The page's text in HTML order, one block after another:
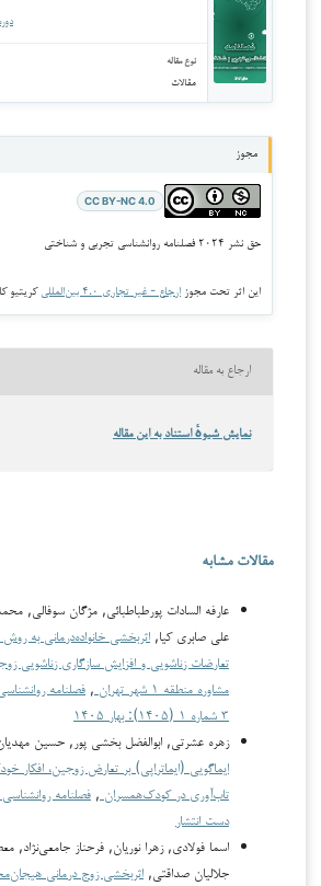
دوره ۱ شماره ۱ (۲۰۲۴): پیاپی ۱
نوع مقاله
مقالات
مجوز
CC BY-NC 4.0
حق نشر ۲۰۲۴ فصلنامه روانشناسی تجربی و شناختی
این اثر تحت مجوز ارجاع - غیر تجاری ۴.۰ بین‌المللی کریتیو
ارجاع به مقاله
نمایش شیوهٔ استناد به این مقاله
مقالات مشابه
عارفه السادات پورطباطبائی, مژگان سوفالی,
علی صابری کیا, اثربخشی خانواده‌درمانی به
تعارضات زناشویی و افزایش سازگاری زناشویی
مشاوره منطقه ۱ شهر تهران
, فصلنامه
۳ شماره ۱ (۱۴۰۵): بهار ۱۴۰۵
زهره عشرتی, ابوالفضل بخشی پور, حسین
ایماگویی (ایماتراپی) بر تعارض زوجین، افکار
تاب‌آوری در کودک‌همسران , فصلنامه
دست انتشار
اسما فولادی, زهرا نوریان, فرحناز جامعی‌نژاد,
جلالیان صداقتی, اثربخشی زوج درمانی